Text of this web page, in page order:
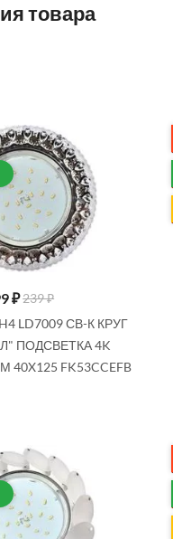
товара
₽239 ₽
LD7009 СВ-К КРУГ
ПОДСВЕТКА 4K
FK53CCEFB